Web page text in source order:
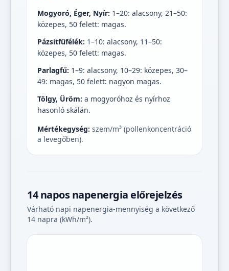
Mogyoró, Éger, Nyír: 1–20: alacsony, 21–50:
közepes, 50 felett: magas.
Pázsitfűfélék: 1–10: alacsony, 11–50:
közepes, 50 felett: magas.
Parlagfű: 1–9: alacsony, 10–29: közepes, 30–
49: magas, 50 felett: nagyon magas.
Tölgy, Üröm: a mogyoróhoz és nyírhoz
hasonló skálán.
Mértékegység: szem/m³ (pollenkoncentráció
a levegőben).
14 napos napenergia előrejelzés
Várható napi napenergia-mennyiség a következő
14 napra (kWh/m²).